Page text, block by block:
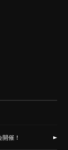
催！